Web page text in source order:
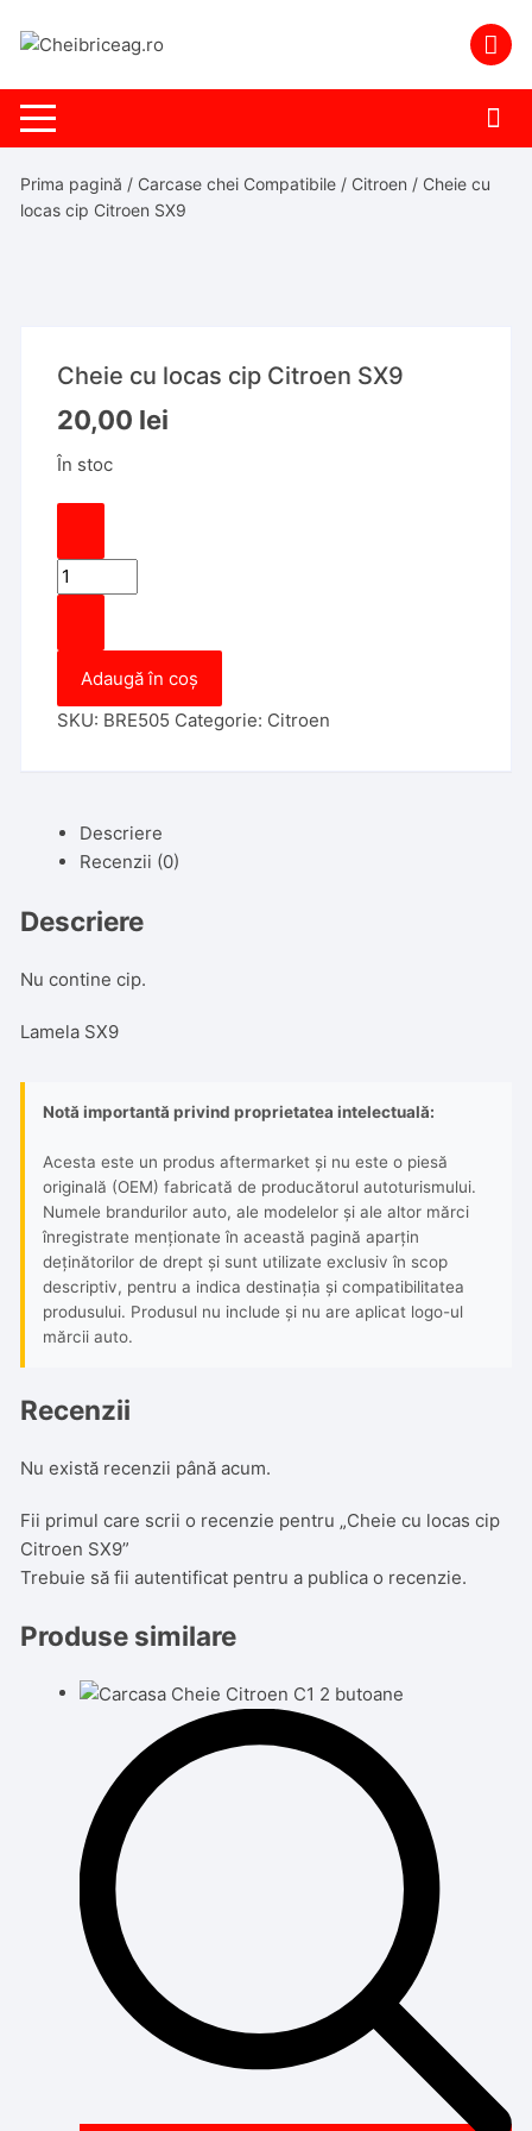
Prima pagină / Carcase chei Compatibile / Citroen / Cheie cu
locas cip Citroen SX9
Cheie cu locas cip Citroen SX9
20,00 lei
În stoc
Cantitate
Cheie
locas
cip
Citroen
Adaugă în coș
SKU: BRE505 Categorie: Citroen
Descriere
Recenzii (0)
Descriere
Nu contine cip.
Lamela SX9
Notă importantă privind proprietatea intelectuală:
Acesta este un produs aftermarket și nu este o piesă
originală (OEM) fabricată de producătorul autoturismului.
Numele brandurilor auto, ale modelelor și ale altor mărci
înregistrate menționate în această pagină aparțin
deținătorilor de drept și sunt utilizate exclusiv în scop
descriptiv, pentru a indica destinația și compatibilitatea
produsului. Produsul nu include și nu are aplicat logo-ul
mărcii auto.
Recenzii
Nu există recenzii până acum.
Fii primul care scrii o recenzie pentru „Cheie cu locas cip
Citroen SX9”
Trebuie să fiiautentificat pentru a publica o recenzie.
Produse similare